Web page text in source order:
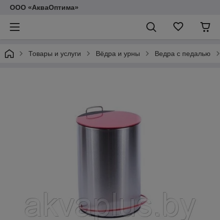
ООО «АкваОптима»
Товары и услуги Вёдра и урны Ведра с педалью